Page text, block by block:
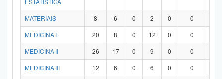
ESTATÍSTICA
MATERIAIS 8 6 0 2 0 0
MEDICINA I
20 8 0 12 0 0
MEDICINA II
26 17 0 9 0 0
MEDICINA III
12 6 0 6 0 0